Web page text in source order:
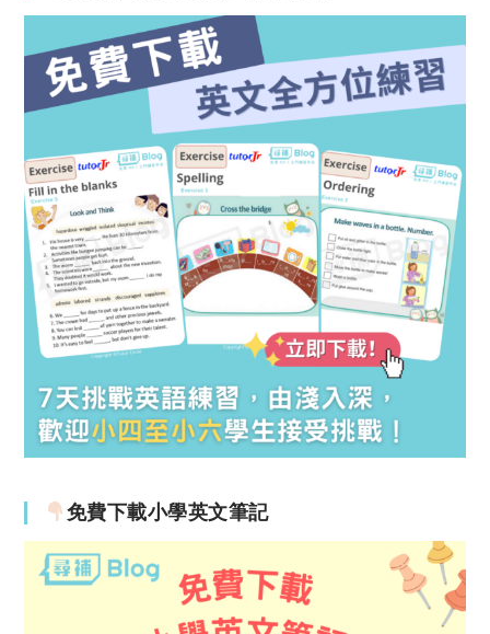
免費下載小學英文筆記